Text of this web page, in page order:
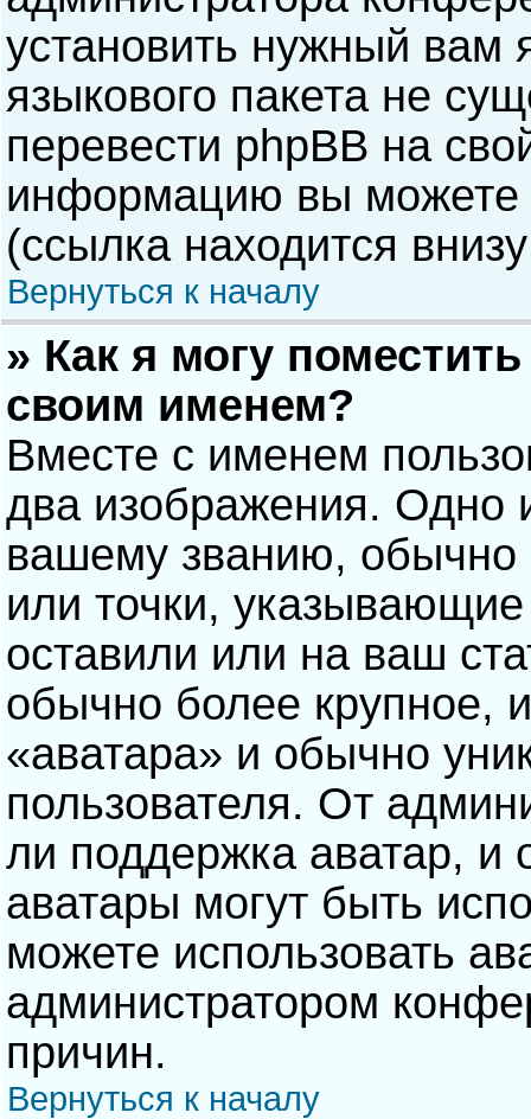
установить нужный вам
языкового пакета не
перевести phpBB на
информацию вы можете
(ссылка находится
Вернуться к началу
» Как я могу
своим именем?
Вместе с именем
два изображения. Одно
вашему званию, обычно
или точки,
оставили или на ваш
обычно более крупное,
«аватара» и обычно
пользователя. От
ли поддержка аватар, и
аватары могут быть
можете использовать
администратором
причин.
Вернуться к началу